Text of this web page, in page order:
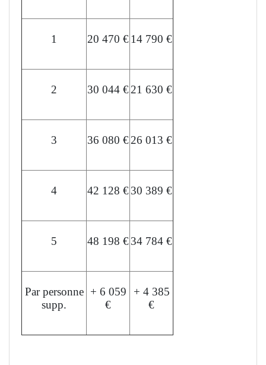
1 20 470 €14 790 €
2 30 044 €21 630 €
3 36 080 €26 013 €
4 42 128 €30 389 €
5 48 198 €34 784 €
Par personne
supp.
+ 6 059
€
+ 4 385
€